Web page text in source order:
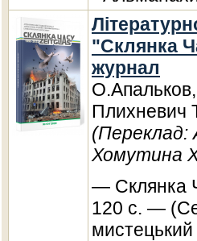
"Склянка
журнал
Плихневич
(Переклад:
Хомутина
— Склянка
120 с. —